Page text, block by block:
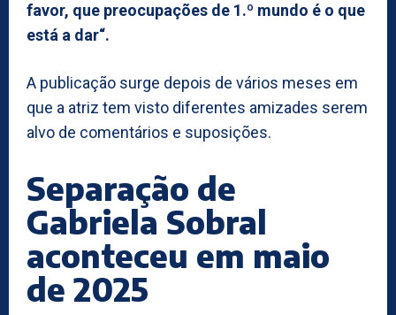
favor, que preocupações de 1.º mundo é o que
está a dar“.
A publicação surge depois de vários meses em
que a atriz tem visto diferentes amizades serem
alvo de comentários e suposições.
Separação de
Gabriela Sobral
aconteceu em maio
de 2025